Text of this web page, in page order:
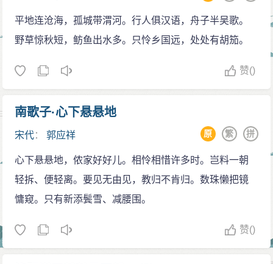
平地连沧海，孤城带渭河。行人俱汉语，舟子半吴歌。
野草惊秋短，鲂鱼出水多。只怜乡国远，处处有胡笳。
赞()
南歌子·心下悬悬地
宋代：郭应祥 拼
繁
原
心下悬悬地，侬家好好儿。相怜相惜许多时。岂料一朝
轻拆、便轻离。要见无由见，教归不肯归。数珠懒把镜
慵窥。只有新添鬓雪、减腰围。
赞()